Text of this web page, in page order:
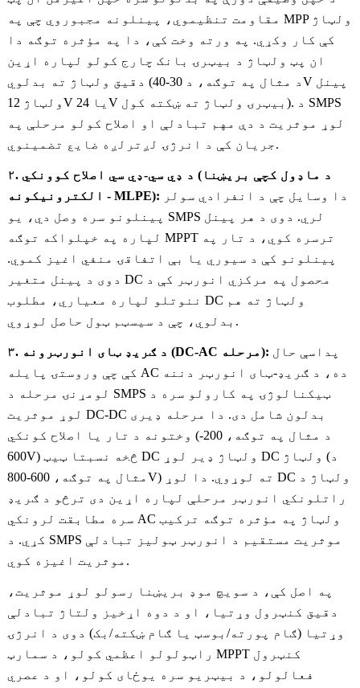
مقاومت تنظیموي، پینلونه مجبوروي چې په MPP ولټاژ
کې کار وکړي. په ورته وخت کې، دا په مؤثره توګه دا
ان پټ ولټاژ د بیټرۍ بانک چارج کولو لپاره اړین
دقیق ولټاژ ته بدلوي (د مثال په توګه، د 30-40V پینل
ولټاژ 12V یا 24V بیټرۍ ولټاژ ته ښکته کول). د SMPS
لوړ موثریت د دې مهم تبادلې او اصلاح کولو مرحلې په
جریان کې د انرژۍ لږترلږه ضایع تضمینوي.
۲. د ډي سي-ډي سي اصلاح کوونکي (د ماډول کچې بریښنا
الکترونیکونه - MLPE):
پینلونو سره وصل دي، یو SMPS لري. دوی د هر پینل
لپاره په خپلواکه توګه MPPT ترسره کوي، د تار په
پینلونو کې د سیوري یا بې اتفاقۍ منفي اغیز کموي.
دوی د پینل متغیر DC محصول په مرکزي انورټر کې د
ننوتلو لپاره معیاري، مطلوب DC ولټاژ ته هم
بدلوي، چې د سیسټم ټول حاصل لوړوي.
۳. د ګریډ ټای انورټرونه (DC-AC مرحله): پداسې حال
کې چې وروستۍ پایله AC ده، د ګریډ-ټای انورټر دننه
لومړنۍ مرحله د SMPS ټیکنالوژۍ په کارولو سره د
لوړ موثریت DC-DC بدلون شامل دی. دا مرحله ډیری
وختونه د تار یا اصلاح کونکي (د مثال په توګه، 200-
600V) څخه نسبتا ټیټ DC ولټاژ ډیر لوړ DC ولټاژ (د
مثال په توګه، 600-800V) ته لوړوي. دا لوړ DC ولټاژ د
راتلونکي انورټر مرحلې لپاره اړین دی ترڅو د ګریډ
سره مطابقت لرونکي AC ولټاژ په مؤثره توګه ترکیب
کړي. د SMPS موثریت مستقیم د انورټر ټولیز تبادلې
موثریت اغیزه کوي.
په اصل کې، د سویچ موډ بریښنا رسولو لوړ موثریت،
دقیق کنټرول وړتیا، او د دوه اړخیز ولتاژ تبادلې
وړتیا (ګام پورته/بوسټ یا ګام ښکته/بک) دوی د انرژۍ
راټولولو اعظمي کولو، د سمارټ MPPT کنټرول
فعالولو، د بیټریو سره یوځای کولو، او د عصري